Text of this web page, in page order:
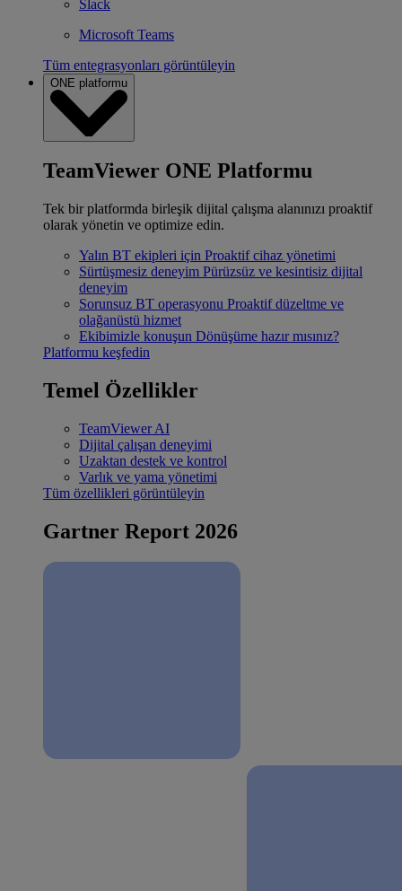
Slack
Microsoft Teams
Tüm entegrasyonları görüntüleyin
ONE platformu
TeamViewer ONE Platformu
Tek bir platformda birleşik dijital çalışma alanınızı proaktif
olarak yönetin ve optimize edin.
Yalın BT ekipleri için Proaktif cihaz yönetimi
Sürtüşmesiz deneyim Pürüzsüz ve kesintisiz dijital
deneyim
Sorunsuz BT operasyonu Proaktif düzeltme ve
olağanüstü hizmet
Ekibimizle konuşun Dönüşüme hazır mısınız?
Platformu keşfedin
Temel Özellikler
TeamViewer AI
Dijital çalışan deneyimi
Uzaktan destek ve kontrol
Varlık ve yama yönetimi
Tüm özellikleri görüntüleyin
Gartner Report 2026